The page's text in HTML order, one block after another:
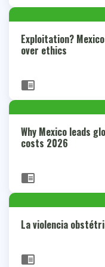
Exploitation?
over ethics
chrome_reader_mode
Why Mexico leads
costs 2026
chrome_reader_mode
La violencia
chrome_reader_mode